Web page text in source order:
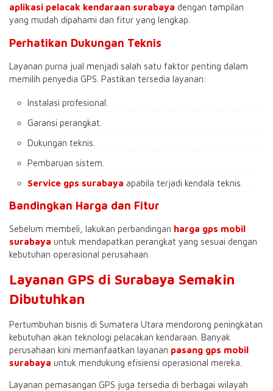
aplikasi pelacak kendaraan surabaya dengan tampilan
yang mudah dipahami dan fitur yang lengkap.
Perhatikan Dukungan Teknis
Layanan purna jual menjadi salah satu faktor penting dalam
memilih penyedia GPS. Pastikan tersedia layanan:
Instalasi profesional.
Garansi perangkat.
Dukungan teknis.
Pembaruan sistem.
Service gps surabaya apabila terjadi kendala teknis.
Bandingkan Harga dan Fitur
Sebelum membeli, lakukan perbandingan harga gps mobil
surabaya untuk mendapatkan perangkat yang sesuai dengan
kebutuhan operasional perusahaan.
Layanan GPS di Surabaya Semakin
Dibutuhkan
Pertumbuhan bisnis di Sumatera Utara mendorong peningkatan
kebutuhan akan teknologi pelacakan kendaraan. Banyak
perusahaan kini memanfaatkan layanan pasang gps mobil
surabaya untuk mendukung efisiensi operasional mereka.
Layanan pemasangan GPS juga tersedia di berbagai wilayah